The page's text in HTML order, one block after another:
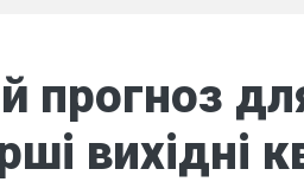
прогноз
вихідні